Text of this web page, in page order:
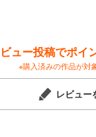
い、恋に落ち
ュー投稿でポイ
※購入済みの作品が対
レビュー